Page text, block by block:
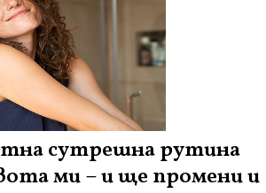
сутрешна рутина
ми – и ще промени и